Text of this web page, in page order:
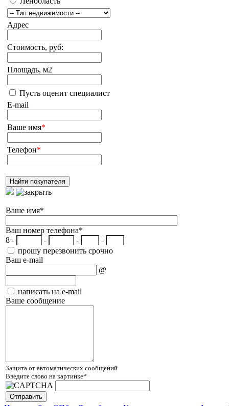
Адрес
Стоимость, руб:
Площадь, м2
Пусть оценит специалист
E-mail
Ваше имя*
Телефон*
Ваше имя*
Ваш номер телефона*
8 -
- -
-
прошу перезвонить срочно
Ваш e-mail
@
написать на e-mail
Ваше сообщение
Защита от автоматических сообщений
Введите слово на картинке*